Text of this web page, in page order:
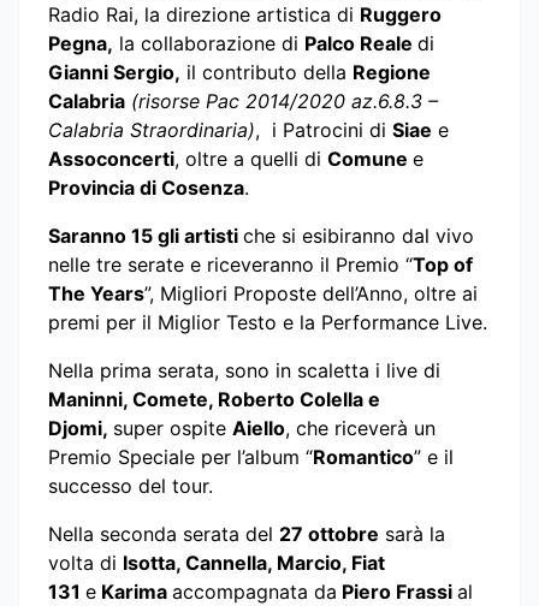
Radio Rai, la direzione artistica di Ruggero
Pegna, la collaborazione di Palco Reale di
Gianni Sergio, il contributo della Regione
Calabria (risorse Pac 2014/2020 az.6.8.3 –
Calabria Straordinaria), i Patrocini di Siae e
Assoconcerti, oltre a quelli di Comune e
Provincia di Cosenza.
Saranno 15 gli artisti che si esibiranno dal vivo
nelle tre serate e riceveranno il Premio “Top of
The Years”, Migliori Proposte dell’Anno, oltre ai
premi per il Miglior Testo e la Performance Live.
Nella prima serata, sono in scaletta i live di
Maninni, Comete, Roberto Colella e
Djomi, super ospite Aiello, che riceverà un
Premio Speciale per l’album “Romantico” e il
successo del tour.
Nella seconda serata del 27 ottobre sarà la
volta di Isotta, Cannella, Marcio, Fiat
131 e Karima accompagnata da Piero Frassi al